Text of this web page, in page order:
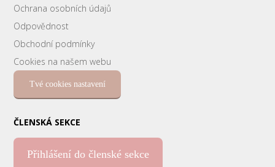
Ochrana osobních údajů
Odpovědnost
Obchodní podmínky
Cookies na našem webu
Tvé cookies nastavení
ČLENSKÁ SEKCE
Přihlášení do členské sekce